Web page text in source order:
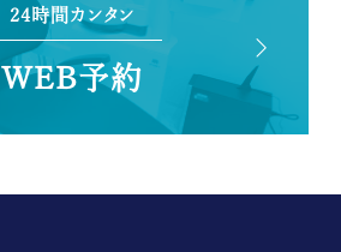
24時間カンタン
WEB予約